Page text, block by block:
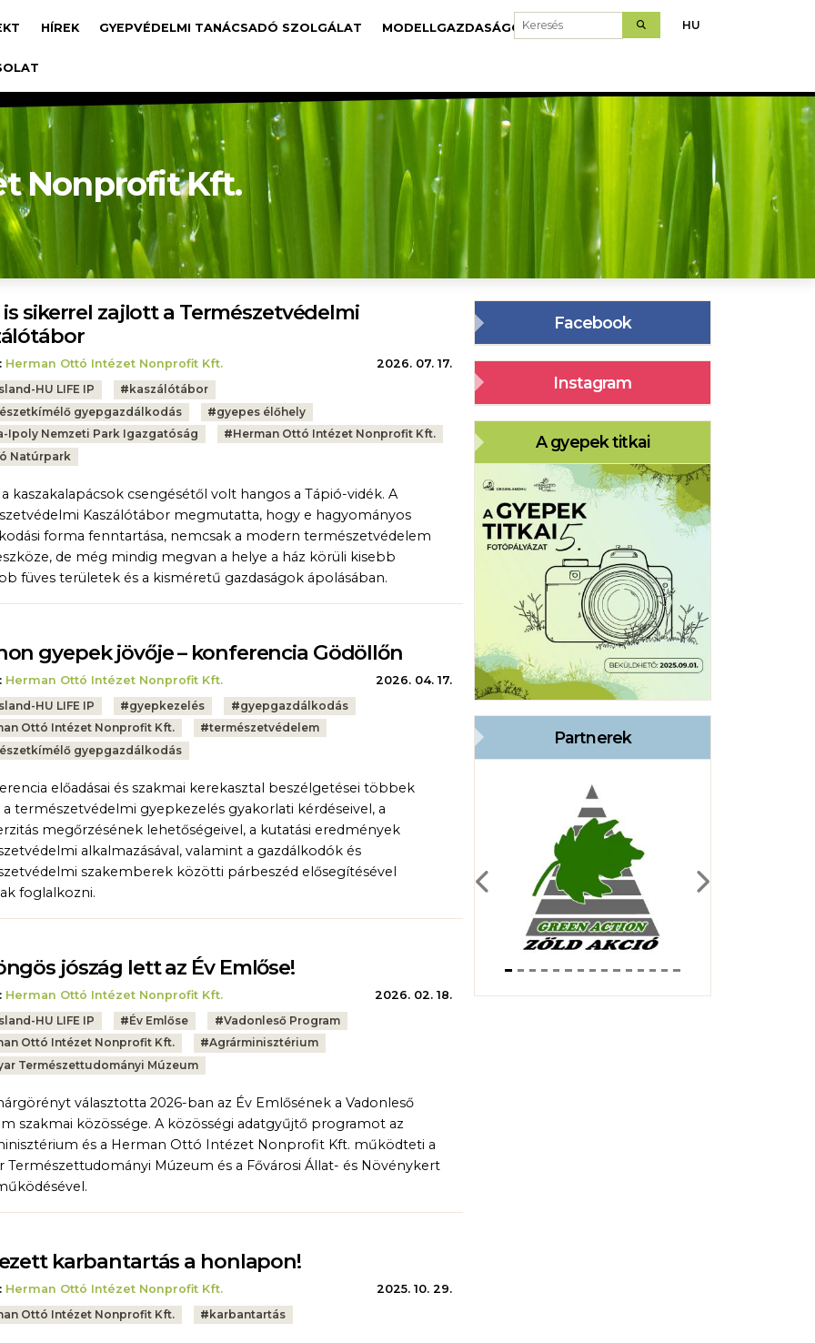
HÍREK GYEPVÉDELMI TANÁCSADÓ SZOLGÁLAT MODELLGAZDASÁGOK LETÖLTÉS
Keresés HU
Nonprofit Kft.
sikerrel zajlott a Természetvédelmi
Herman Ottó Intézet Nonprofit Kft.
2026. 07. 17.
HU LIFE IP # kaszálótábor
gyepgazdálkodás #gyepes élőhely
Ipoly Nemzeti Park Igazgatóság #Herman Ottó Intézet Nonprofit Kft.
Natúrpark
kaszakalapácsok csengésétől volt hangos a Tápió-vidék. A
Kaszálótábor megmutatta, hogy e hagyományos
forma fenntartása, nemcsak a modern természetvédelem
de még mindig megvan a helye a ház körüli kisebb
füves területek és a kisméretű gazdaságok ápolásában.
gyepek jövője – konferencia Gödöllőn
Herman Ottó Intézet Nonprofit Kft.
2026. 04. 17.
HU LIFE IP #gyepkezelés #gyepgazdálkodás
Ottó Intézet Nonprofit Kft. #természetvédelem
gyepgazdálkodás
előadásai és szakmai kerekasztal beszélgetései többek
természetvédelmi gyepkezelés gyakorlati kérdéseivel, a
megőrzésének lehetőségeivel, a kutatási eredmények
alkalmazásával, valamint a gazdálkodók és
szakemberek közötti párbeszéd elősegítésével
foglalkozni.
jószág lett az Év Emlőse!
Herman Ottó Intézet Nonprofit Kft.
2026. 02. 18.
HU LIFE IP #Év Emlőse #Vadonleső Program
Ottó Intézet Nonprofit Kft. #Agrárminisztérium
Természettudományi Múzeum
választotta 2026-ban az Év Emlősének a Vadonleső
szakmai közössége. A közösségi adatgyűjtő programot az
és a Herman Ottó Intézet Nonprofit Kft. működteti a
Természettudományi Múzeum és a Fővárosi Állat- és Növénykert
karbantartás a honlapon!
Herman Ottó Intézet Nonprofit Kft.
2025. 10. 29.
Ottó Intézet Nonprofit Kft. # karbantartás
Facebook
Instagram
A gyepek titkai
Partnerek
Previous Next